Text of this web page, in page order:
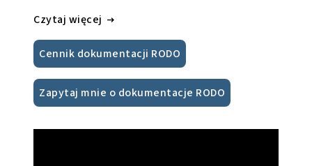
Czytaj więcej
Cennik dokumentacji RODO
Zapytaj mnie o dokumentacje RODO